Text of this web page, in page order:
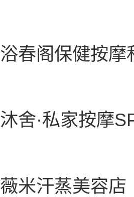
浴春阁保健按摩
沐舍·私家按摩
薇米汗蒸美容店